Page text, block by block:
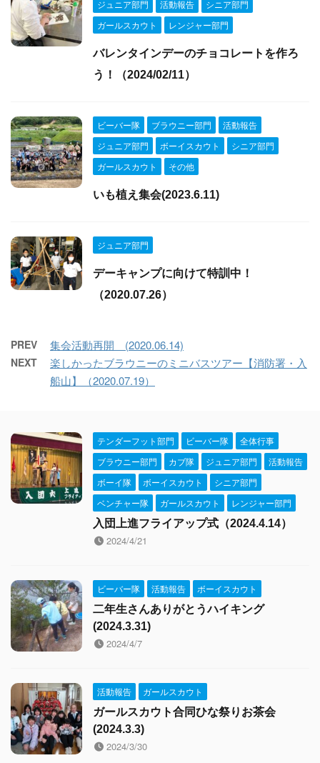
ジュニア部門 活動報告
シニア部門
ガールスカウト
レンジャー部門
バレンタインデーのチョコレートを作ろ
う！（2024/02/11）
ビーバー隊 ブラウニー部門
活動報告
ジュニア部門
ボーイスカウト
シニア部門
ガールスカウト
その他
いも植え集会(2023.6.11)
ジュニア部門
デーキャンプに向けて特訓中！
（2020.07.26）
PREV 集会活動再開 (2020.06.14)
NEXT
楽しかったブラウニーのミニバスツアー【消防署・入
船山】（2020.07.19）
テンダーフット部門 ビーバー隊
全体行事
ブラウニー部門
カブ隊 ジュニア部門
活動報告
ボーイ隊
ボーイスカウト
シニア部門
ベンチャー隊
ガールスカウト
レンジャー部門
入団上進フライアップ式（2024.4.14）
2024/4/21
ビーバー隊 活動報告
ボーイスカウト
二年生さんありがとうハイキング
(2024.3.31)
2024/4/7
活動報告
ガールスカウト
ガールスカウト合同ひな祭りお茶会
(2024.3.3)
2024/3/30